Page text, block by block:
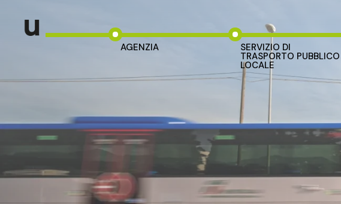
AGENZIA SERVIZIO DI
TRASPORTO PUBBLICO
LOCALE